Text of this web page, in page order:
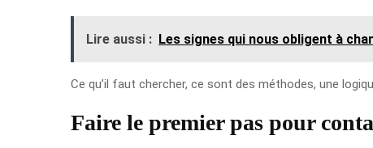
Lire aussi : Les signes qui nous obligent à
Ce qu’il faut chercher, ce sont des méthodes, une
Faire le premier pas pour